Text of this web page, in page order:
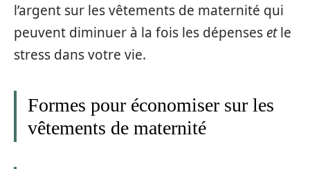
l’argent sur les vêtements de maternité qui
peuvent diminuer à la fois les dépenses etle
stress dans votre vie.
Formes pour économiser sur les
vêtements de maternité